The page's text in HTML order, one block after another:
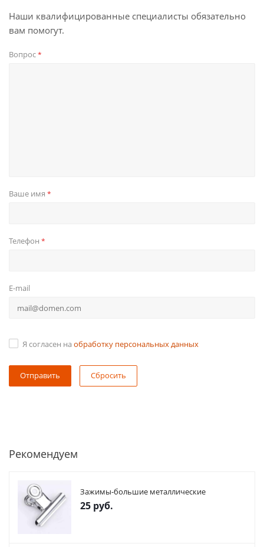
Наши квалифицированные специалисты обязательно
вам помогут.
Вопрос*
Ваше имя *
Телефон *
E-mail
Я согласен на обработку персональных данных
Сбросить
Рекомендуем
Зажимы-большие металлические
25 руб.